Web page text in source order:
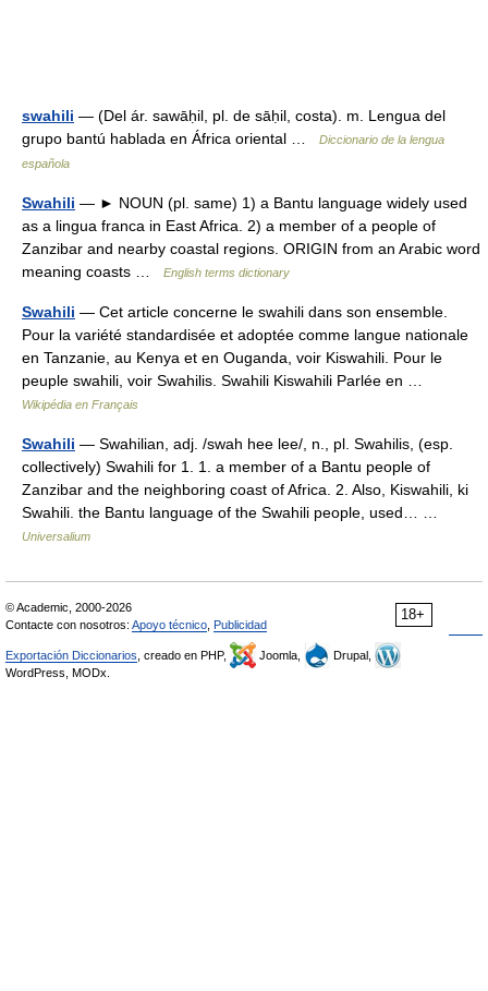
swahili — (Del ár. sawāḥil, pl. de sāḥil, costa). m. Lengua del
grupo bantú hablada en África oriental …
Diccionario de la lengua
española
Swahili — ► NOUN (pl. same) 1) a Bantu language widely used
as a lingua franca in East Africa. 2) a member of a people of
Zanzibar and nearby coastal regions. ORIGIN from an Arabic word
meaning coasts …
English terms dictionary
Swahili — Cet article concerne le swahili dans son ensemble.
Pour la variété standardisée et adoptée comme langue nationale
en Tanzanie, au Kenya et en Ouganda, voir Kiswahili. Pour le
peuple swahili, voir Swahilis. Swahili Kiswahili Parlée en …
Wikipédia en Français
Swahili — Swahilian, adj. /swah hee lee/, n., pl. Swahilis, (esp.
collectively) Swahili for 1. 1. a member of a Bantu people of
Zanzibar and the neighboring coast of Africa. 2. Also, Kiswahili, ki
Swahili. the Bantu language of the Swahili people, used… …
Universalium
18+
© Academic, 2000-2026
Contacte con nosotros: Apoyo técnico Publicidad
Exportación Diccionarios , creado en PHP, Joomla,
Drupal,
WordPress, MODx.